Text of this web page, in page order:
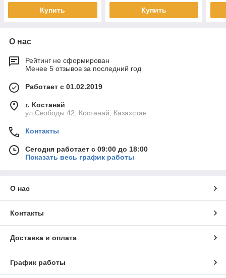
Купить Купить
О нас
Рейтинг не сформирован
Менее 5 отзывов за последний год
Работает с 01.02.2019
г. Костанай
ул.Свободы 42, Костанай, Казахстан
Контакты
Сегодня работает с 09:00 до 18:00
Показать весь график работы
О нас
Контакты
Доставка и оплата
График работы